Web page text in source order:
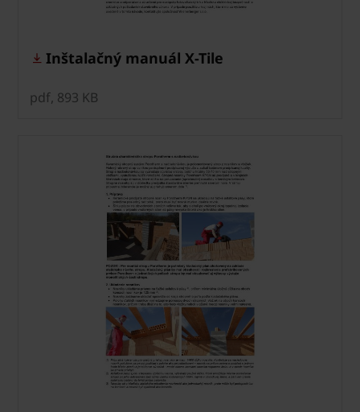
Inštalačný manuál X-Tile
pdf, 893 KB